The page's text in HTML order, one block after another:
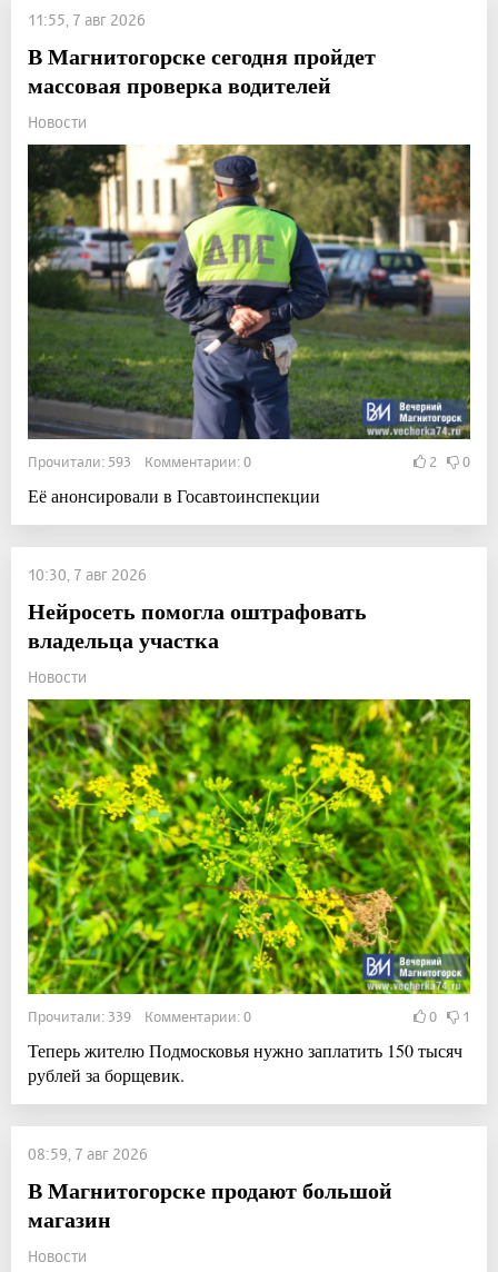
11:55, 7 авг 2026
В Магнитогорске сегодня пройдет
массовая проверка водителей
Новости
Прочитали: 593 Комментарии: 0 2 0
Её анонсировали в Госавтоинспекции
10:30, 7 авг 2026
Нейросеть помогла оштрафовать
владельца участка
Новости
Прочитали: 339 Комментарии: 0 0 1
Теперь жителю Подмосковья нужно заплатить 150 тысяч
рублей за борщевик.
08:59, 7 авг 2026
В Магнитогорске продают большой
магазин
Новости